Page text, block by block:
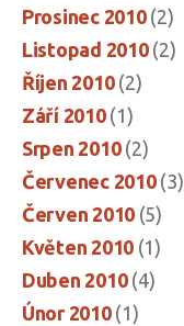
Prosinec 2010(2)
Listopad 2010(2)
Říjen 2010(2)
Září 2010(1)
Srpen 2010(2)
Červenec 2010(3)
Červen 2010 (5)
Květen 2010 (1)
Duben 2010(4)
Únor 2010(1)